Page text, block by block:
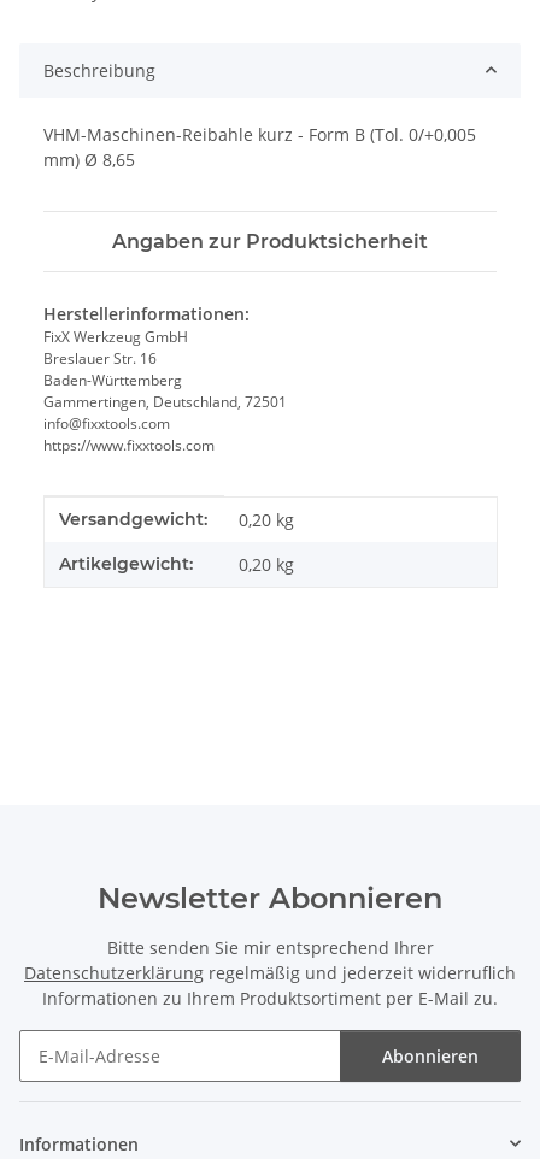
Loading...
Beschreibung
VHM-Maschinen-Reibahle kurz - Form B (Tol. 0/+0,005
mm) Ø 8,65
Angaben zur Produktsicherheit
Herstellerinformationen:
FixX Werkzeug GmbH
Breslauer Str. 16
Baden-Württemberg
Gammertingen, Deutschland, 72501
info@fixxtools.com
https://www.fixxtools.com
Produkteigenschaft
Wert
Versandgewicht: 0,20 kg
Artikelgewicht: 0,20 kg
Newsletter Abonnieren
Bitte senden Sie mir entsprechend Ihrer
Datenschutzerklärung regelmäßig und jederzeit widerruflich
Informationen zu Ihrem Produktsortiment per E-Mail zu.
Abonnieren
Informationen